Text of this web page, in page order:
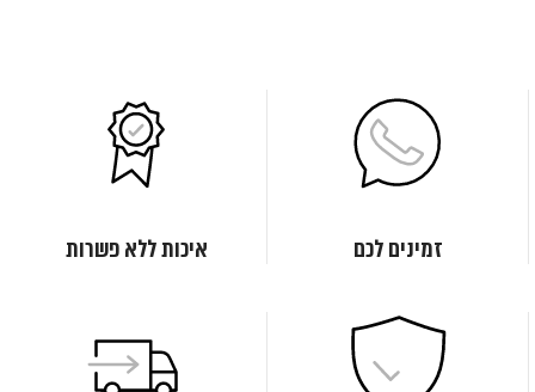
זמינים לכם איכות ללא פשרות